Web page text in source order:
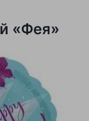
«Фея»